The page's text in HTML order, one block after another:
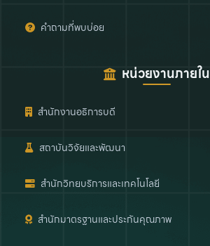
คำถามที่พบบ่อย
หน่วยงานภายใน
สำนักงานอธิการบดี
สถาบันวิจัยและพัฒนา
สำนักวิทยบริการและเทคโนโลยี
สำนักมาตรฐานและประกันคุณภาพ